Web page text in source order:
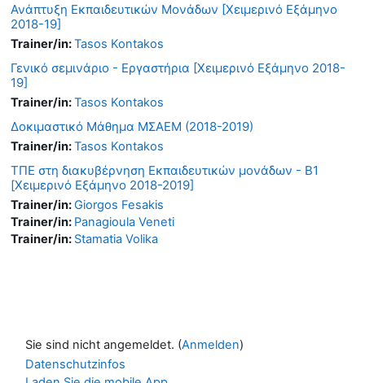
Ανάπτυξη Εκπαιδευτικών Μονάδων [Χειμερινό Εξάμηνο
2018-19]
Trainer/in:Tasos Kontakos
Γενικό σεμινάριο - Εργαστήρια [Χειμερινό Εξάμηνο 2018-
19]
Trainer/in:Tasos Kontakos
Δοκιμαστικό Μάθημα ΜΣΑΕΜ (2018-2019)
Trainer/in:Tasos Kontakos
ΤΠΕ στη διακυβέρνηση Εκπαιδευτικών μονάδων - Β1
[Χειμερινό Εξάμηνο 2018-2019]
Trainer/in:Giorgos Fesakis
Trainer/in: Panagioula Veneti
Trainer/in: Stamatia Volika
Sie sind nicht angemeldet. (Anmelden)
Datenschutzinfos